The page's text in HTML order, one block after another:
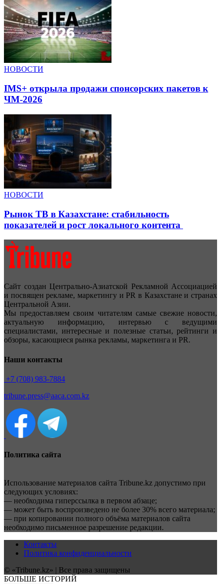
НОВОСТИ
IMS+ открыла продажи спонсорских пакетов к
ЧМ-2026
НОВОСТИ
Рынок ТВ в Казахстане: стабильность
показателей и рост локального контента
Сайт создан Центрально-Азиатской Рекламной Ассоциацией
и посвящен рекламе, маркетингу и PR в Казахстане и странах
Центральной Азии.
Мы предоставляем своим читателям самые свежие новости,
актуальную информацию, интервью с ведущими
специалистами, интересные и полезные статьи, рейтинги и
обзоры, касающиеся рынка рекламы, маркетинга и PR.
Наши контакты
+7 (708) 983-7884
tribune.press@aaca.com.kz
Политика сайта
Использование материалов сайта Tribune.kz допустимо при
следующих условиях:
— необходима гиперссылка в первом абзаце;
— может быть воспроизведено не более 30% всего материала;
— при копировании полного объёма материалов сайта
необходимо письменное разрешение редакции.
Контакты
Политика конфиденциальности
© «Tribune.kz» | Все права защищены
БОЛЬШЕ ИСТОРИЙ